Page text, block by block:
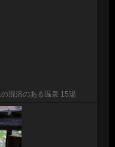
混浴のある温泉 15湯